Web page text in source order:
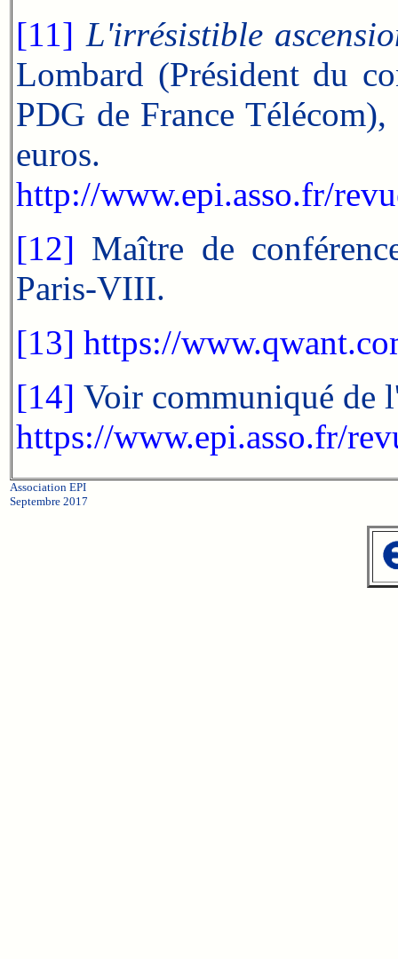
[11] L'irrésistible
Lombard (Président du
PDG de France
euros.
http://www.epi.asso.fr/
[12] Maître de
Paris-VIII.
[13] https://
[14] Voir communiqué de
https://www.epi.asso.fr/
Association EPI
Septembre 2017